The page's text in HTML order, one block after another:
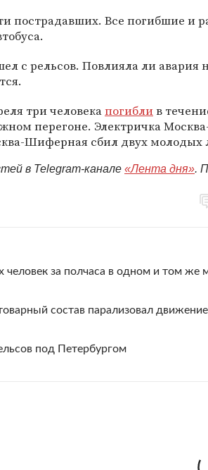
пострадавших. Все погибшие и
с рельсов. Повлияла ли авария
три человекапогиблив
перегоне. Электричка
Шиферная сбил двух
в Telegram-канале «Лента дня».
человек за полчаса в одном и том же
состав парализовал
под Петербургом